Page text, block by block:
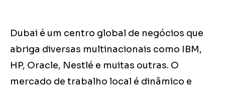
Dubai é um centro global de negócios que
abriga diversas multinacionais como IBM,
HP, Oracle, Nestlé e muitas outras. O
mercado de trabalho local é dinâmico e